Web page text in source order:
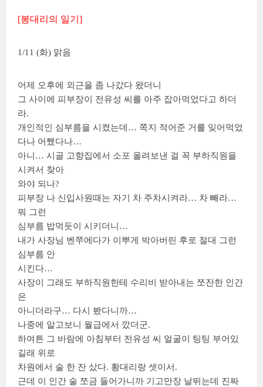
[봉대리의 일기]
1/11 (화) 맑음
어제 오후에 외근을 좀 나갔다 왔더니
그 사이에 피부장이 전유성 씨를 아주 잡아먹었다고 하더
라.
개인적인 심부름을 시켰는데… 쪽지 적어준 거를 잊어먹었
다나 어쨌다나…
아니… 시골 고향집에서 소포 올려보낸 걸 꼭 부하직원을
시켜서 찾아
와야 되나?
피부장 나 신입사원때는 자기 차 주차시켜라… 차 빼라…
뭐 그런
심부름 밥먹듯이 시키더니…
내가 사장님 벤쭈에다가 이뿌게 박아버린 후로 절대 그런
심부름 안
시킨다…
사장이 그래도 부하직원한테 수리비 받아내는 쪼잔한 인간
은
아니더라구… 다시 봤다니까…
나중에 알고보니 월급에서 깠더군.
하여튼 그 바람에 아침부터 전유성 씨 얼굴이 팅팅 부어있
길래 위로
차원에서 술 한 잔 샀다. 황대리랑 셋이서.
근데 이 인간 술 쪼금 들어가니까 기고만장 날뛰는데 진짜